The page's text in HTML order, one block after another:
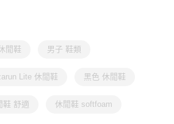
閒鞋 男子 鞋類
Lite 休閒鞋 黑色 休閒鞋
鞋 舒適 休閒鞋 softfoam